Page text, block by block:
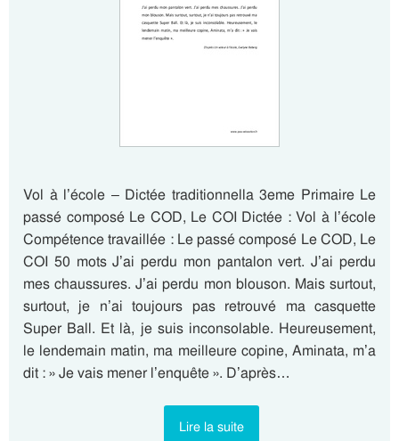
Vol à l’école – Dictée traditionnella 3eme Primaire Le
passé composé Le COD, Le COI Dictée : Vol à l’école
Compétence travaillée : Le passé composé Le COD, Le
COI 50 mots J’ai perdu mon pantalon vert. J’ai perdu
mes chaussures. J’ai perdu mon blouson. Mais surtout,
surtout, je n’ai toujours pas retrouvé ma casquette
Super Ball. Et là, je suis inconsolable. Heureusement,
le lendemain matin, ma meilleure copine, Aminata, m’a
dit : » Je vais mener l’enquête ». D’après…
Lire la suite